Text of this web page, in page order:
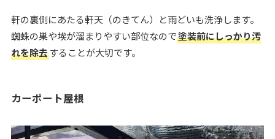
軒の裏側にあたる軒天（のきてん）と雨どいも洗浄します。
蜘蛛の巣や埃が溜まりやすい部位なので塗装前にしっかり汚
れを除去することが大切です。
カーポート屋根